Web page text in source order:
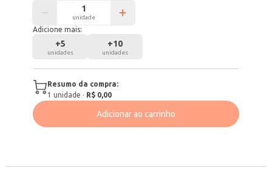
unidade
Adicione mais:
+5
unidades
+10
unidades
Resumo da compra:
1 unidade · R$ 0,00
Adicionar ao carrinho